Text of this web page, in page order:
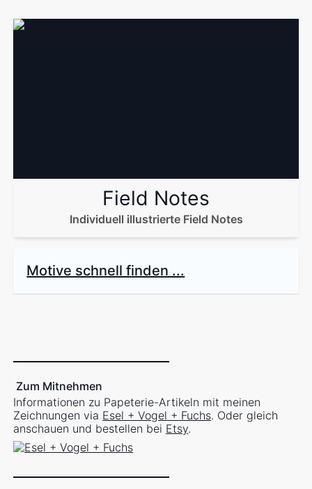
Field Notes
Individuell illustrierte Field Notes
Motive schnell finden ...
Zum Mitnehmen
Informationen zu Papeterie-Artikeln mit meinen
Zeichnungen via Esel + Vogel + Fuchs. Oder gleich
anschauen und bestellen bei Etsy.